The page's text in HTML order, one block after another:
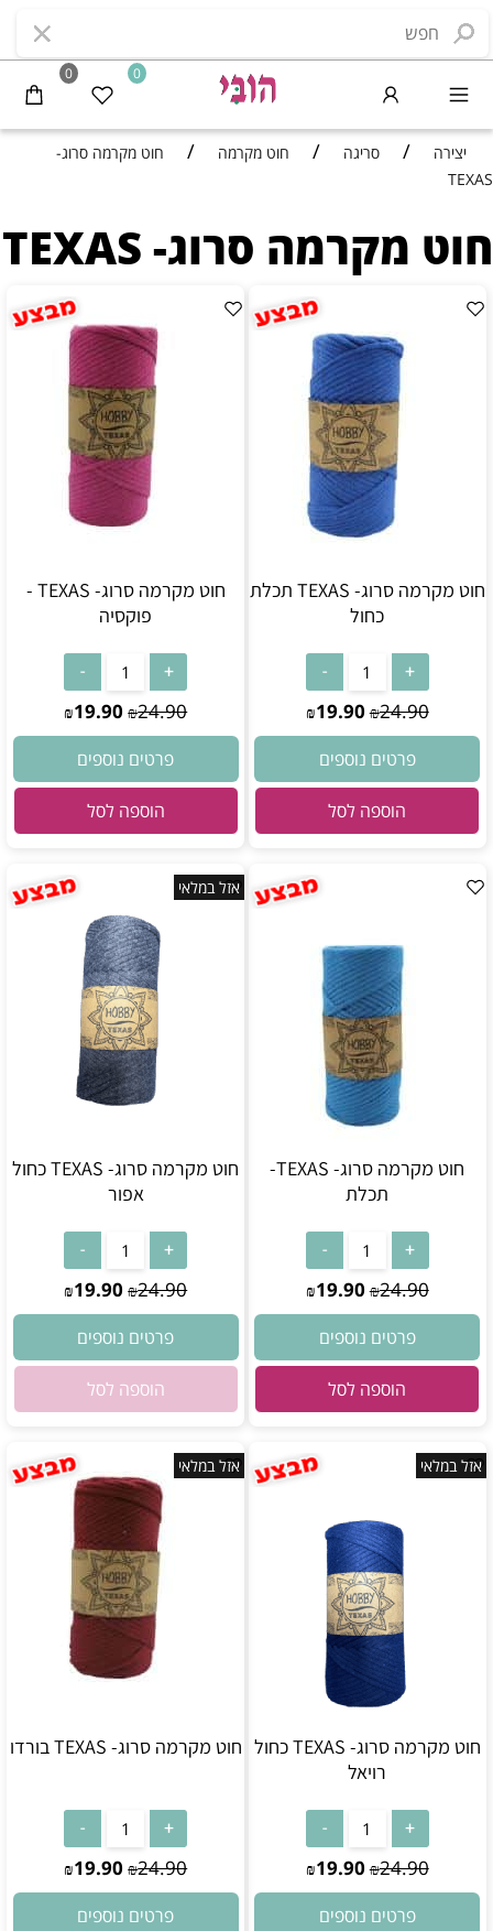
0 0
יצירה / סריגה / חוט מקרמה /
חוט מקרמה סרוג-
TEXAS
חוט מקרמה סרוג- TEXAS
חוט מקרמה סרוג- TEXAS תכלת
כחול
₪24.90
₪19.90
פרטים נוספים
הוספה לסל
חוט מקרמה סרוג- TEXAS -
פוקסיה
₪24.90
₪19.90
פרטים נוספים
הוספה לסל
חוט מקרמה סרוג- TEXAS-
תכלת
₪24.90
₪19.90
פרטים נוספים
הוספה לסל
אזל במלאי
חוט מקרמה סרוג- TEXAS כחול
אפור
₪24.90
₪19.90
פרטים נוספים
הוספה לסל
אזל במלאי
חוט מקרמה סרוג- TEXAS כחול
רויאל
₪24.90
₪19.90
פרטים נוספים
אזל במלאי
חוט מקרמה סרוג- TEXAS בורדו
₪24.90
₪19.90
פרטים נוספים